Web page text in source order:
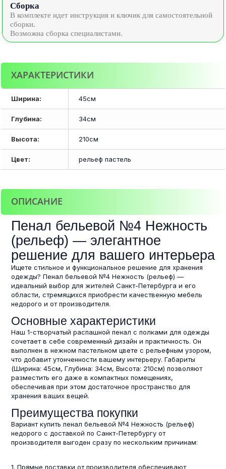
Сборка
В комплекте идет инструкция и ключик для самостоятельной
сборки.
Возможна сборка специалистами.
ХАРАКТЕРИСТИКИ
Ширина: 45см
Глубина: 34см
Высота: 210см
Цвет: рельеф пастель
ОПИСАНИЕ
Пенал бельевой №4 Нежность
(рельеф) — элегантное
решение для вашего интерьера
Ищете стильное и функциональное решение для хранения
одежды? Пенал бельевой №4 Нежность (рельеф) —
идеальный выбор для жителей Санкт-Петербурга и его
области, стремящихся приобрести качественную мебель
недорого и от производителя.
Основные характеристики
Наш 1-створчатый распашной пенал с полками для одежды
сочетает в себе современный дизайн и практичность. Он
выполнен в нежном пастельном цвете с рельефным узором,
что добавит утонченности вашему интерьеру. Габариты
(Ширина: 45см, Глубина: 34см, Высота: 210см) позволяют
разместить его даже в компактных помещениях,
обеспечивая при этом достаточное пространство для
хранения ваших вещей.
Преимущества покупки
Вариант купить пенал бельевой №4 Нежность (рельеф)
недорого с доставкой по Санкт-Петербургу от
производителя выгоден сразу по нескольким причинам:
1. Прямые поставки от производителя обеспечивают